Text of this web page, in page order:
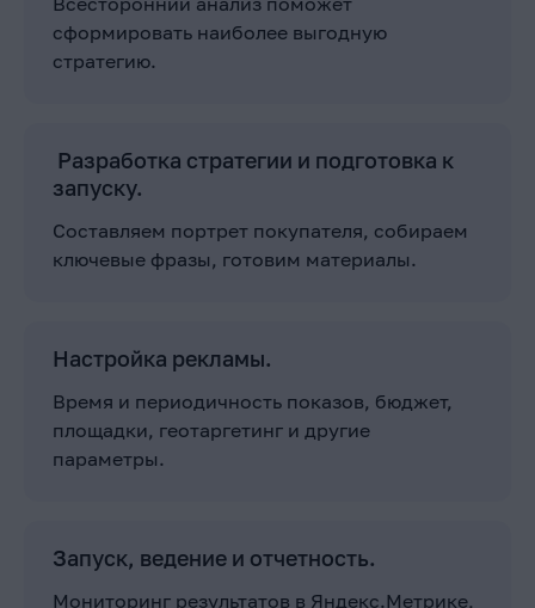
сформировать наиболее выгодную
стратегию.
Разработка стратегии и подготовка к
запуску.
Составляем портрет покупателя, собираем
ключевые фразы, готовим материалы.
Настройка рекламы.
Время и периодичность показов, бюджет,
площадки, геотаргетинг и другие
параметры.
Запуск, ведение и отчетность.
Мониторинг результатов в Яндекс.Метрике,